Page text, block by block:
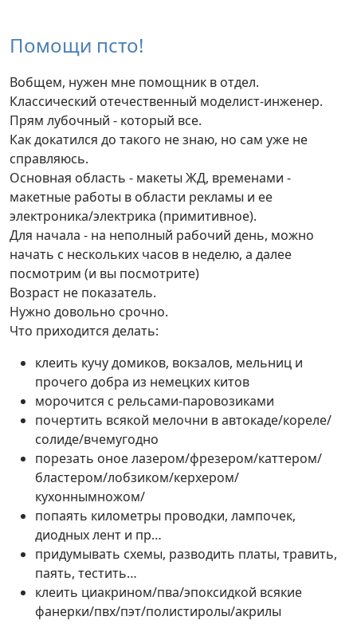
Помощи псто!
Вобщем, нужен мне помощник в отдел.
Классический отечественный моделист-инженер.
Прям лубочный - который все.
Как докатился до такого не знаю, но сам уже не
справляюсь.
Основная область - макеты ЖД, временами -
макетные работы в области рекламы и ее
электроника/электрика (примитивное).
Для начала - на неполный рабочий день, можно
начать с нескольких часов в неделю, а далее
посмотрим (и вы посмотрите)
Возраст не показатель.
Нужно довольно срочно.
Что приходится делать:
клеить кучу домиков, вокзалов, мельниц и
прочего добра из немецких китов
морочится с рельсами-паровозиками
почертить всякой мелочни в автокаде/кореле/
солиде/вчемугодно
порезать оное лазером/фрезером/каттером/
бластером/лобзиком/керхером/
кухоннымножом/
попаять километры проводки, лампочек,
диодных лент и пр…
придумывать схемы, разводить платы, травить,
паять, тестить…
клеить циакрином/пва/эпоксидкой всякие
фанерки/пвх/пэт/полистиролы/акрилы